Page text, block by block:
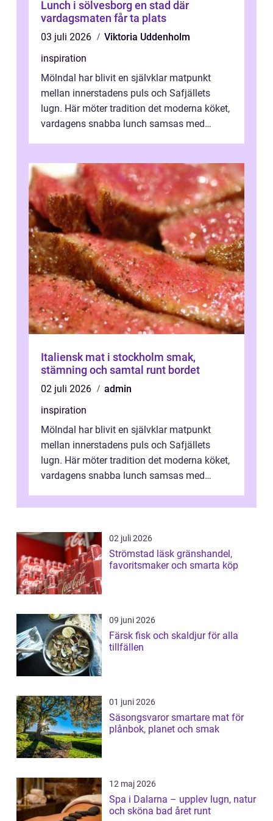
Lunch i sölvesborg en stad där
vardagsmaten får ta plats
03 juli 2026
Viktoria Uddenholm
inspiration
Mölndal har blivit en självklar matpunkt
mellan innerstadens puls och Safjällets
lugn. Här möter tradition det moderna köket,
vardagens snabba lunch samsas med
Italiensk mat i stockholm smak,
stämning och samtal runt bordet
02 juli 2026
admin
inspiration
Mölndal har blivit en självklar matpunkt
mellan innerstadens puls och Safjällets
lugn. Här möter tradition det moderna köket,
vardagens snabba lunch samsas med
02 juli 2026
Strömstad läsk gränshandel,
favoritsmaker och smarta köp
09 juni 2026
Färsk fisk och skaldjur för alla
tillfällen
01 juni 2026
Säsongsvaror smartare mat för
plånbok, planet och smak
12 maj 2026
Spa i Dalarna – upplev lugn, natur
och sköna bad året runt